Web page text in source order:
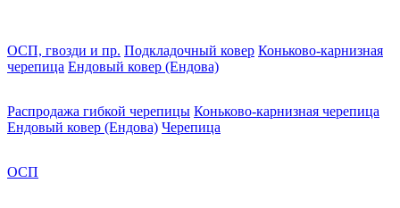
ОСП, гвозди и пр. Подкладочный ковер Коньково-карнизная
черепица Ендовый ковер (Ендова)
Распродажа гибкой черепицы Коньково-карнизная черепица
Ендовый ковер (Ендова) Черепица
ОСП